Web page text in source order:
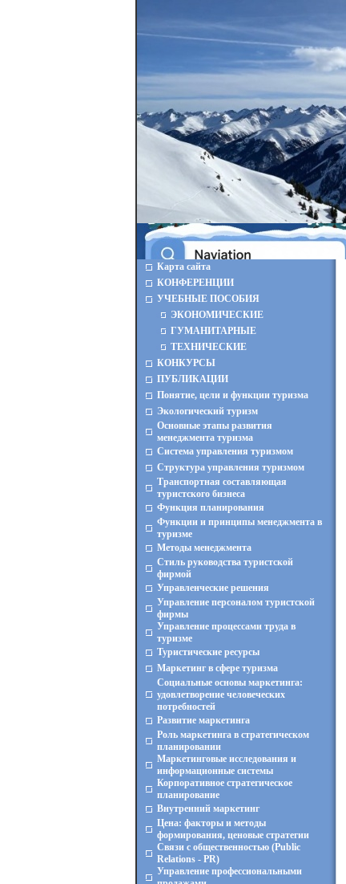
Карта сайта
КОНФЕРЕНЦИИ
УЧЕБНЫЕ ПОСОБИЯ
ЭКОНОМИЧЕСКИЕ
ГУМАНИТАРНЫЕ
ТЕХНИЧЕСКИЕ
КОНКУРСЫ
ПУБЛИКАЦИИ
Понятие, цели и функции туризма
Экологический туризм
Основные этапы развития
менеджмента туризма
Система управления туризмом
Структура управления туризмом
Транспортная составляющая
туристского бизнеса
Функция планирования
Функции и принципы менеджмента в
туризме
Методы менеджмента
Стиль руководства туристской
фирмой
Управленческие решения
Управление персоналом туристской
фирмы
Управление процессами труда в
туризме
Туристические ресурсы
Маркетинг в сфере туризма
Социальные основы маркетинга:
удовлетворение человеческих
потребностей
Развитие маркетинга
Роль маркетинга в стратегическом
планировании
Маркетинговые исследования и
информационные системы
Корпоративное стратегическое
планирование
Внутренний маркетинг
Цена: факторы и методы
формирования, ценовые стратегии
Связи с общественностью (Public
Relations - PR)
Управление профессиональными